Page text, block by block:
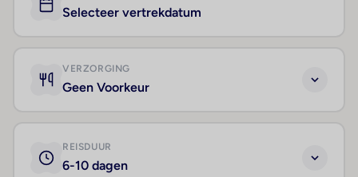
Selecteer vertrekdatum
VERZORGING
Geen Voorkeur
REISDUUR
6-10 dagen